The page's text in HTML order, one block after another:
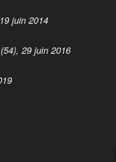
juin 2014
29 juin 2016